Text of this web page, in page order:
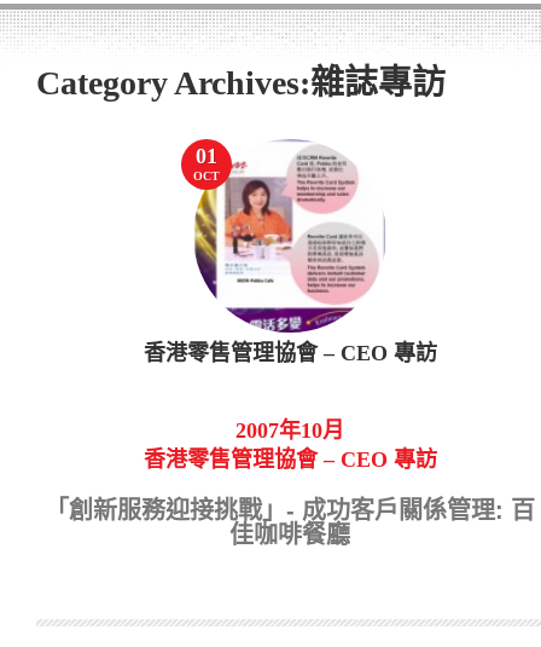
Category Archives:雜誌專訪
01
OCT
香港零售管理協會 – CEO 專訪
2007年10月
香港零售管理協會 – CEO 專訪
「創新服務迎接挑戰」- 成功客戶關係管理: 百
佳咖啡餐廳